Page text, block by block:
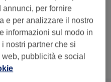
€ 30 Seleziona
annunci, per fornire
e per analizzare il nostro
informazioni sul modo in
nostri partner che si
pubblicità e social